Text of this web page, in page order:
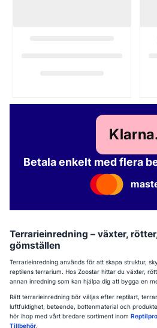
Betala enkelt med flera
Terrarieinredning – växter,
gömställen
Terrarieinredning används för att skapa struktur,
reptilens terrarium. Hos Zoostar hittar du växter,
annan inredning som kan hjälpa dig att bygga en
Rätt terrarieinredning bör väljas efter reptilart,
luftfuktighet, beteende, bottenmaterial och
hör ihop med vårt bredare sortiment inom
Tillbehör.